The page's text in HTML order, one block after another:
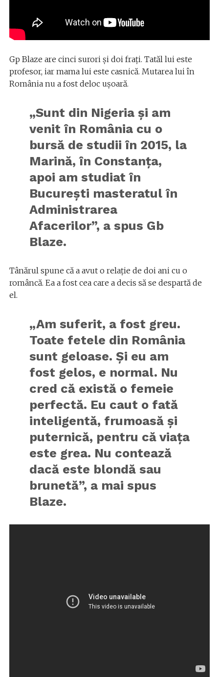
Gp Blaze are cinci surori și doi frați. Tatăl lui este
profesor, iar mama lui este casnică. Mutarea lui în
România nu a fost deloc ușoară.
„Sunt din Nigeria și am
venit în România cu o
bursă de studii în 2015, la
Marină, în Constanța,
apoi am studiat în
București masteratul în
Administrarea
Afacerilor”, a spus Gb
Blaze.
Tânărul spune că a avut o relație de doi ani cu o
româncă. Ea a fost cea care a decis să se despartă de
el.
„Am suferit, a fost greu.
Toate fetele din România
sunt geloase. Și eu am
fost gelos, e normal. Nu
cred că există o femeie
perfectă. Eu caut o fată
inteligentă, frumoasă și
puternică, pentru că viața
este grea. Nu contează
dacă este blondă sau
brunetă”, a mai spus
Blaze.